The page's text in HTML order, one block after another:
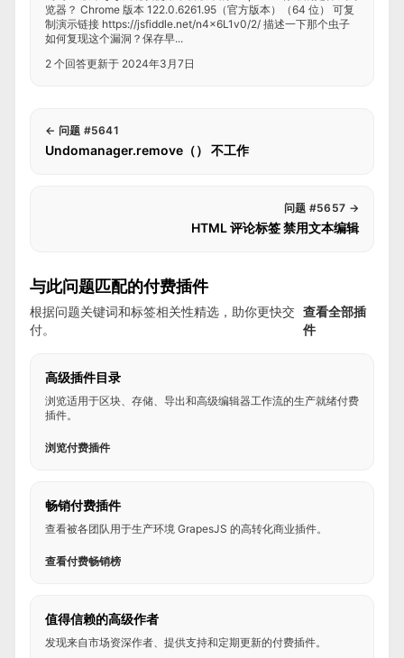
览器？ Chrome 版本 122.0.6261.95（官方版本）（64 位） 可复
制演示链接 https://jsfiddle.net/n4x6L1v0/2/ 描述一下那个虫子
如何复现这个漏洞？保存早...
2 个回答更新于 2024年3月7日
← 问题 #5641
Undomanager.remove（） 不工作
问题 #5657 →
HTML 评论标签 禁用文本编辑
与此问题匹配的付费插件
根据问题关键词和标签相关性精选，助你更快交
付。
查看全部插
件
高级插件目录
浏览适用于区块、存储、导出和高级编辑器工作流的生产就绪付费
插件。
浏览付费插件
畅销付费插件
查看被各团队用于生产环境 GrapesJS 的高转化商业插件。
查看付费畅销榜
值得信赖的高级作者
发现来自市场资深作者、提供支持和定期更新的付费插件。